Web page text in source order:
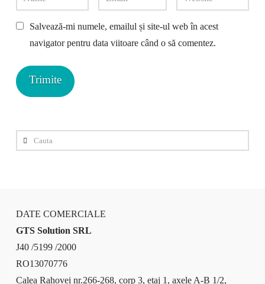
Salvează-mi numele, emailul și site-ul web în acest
navigator pentru data viitoare când o să comentez.
Cauta
DATE COMERCIALE
GTS Solution SRL
J40 /5199 /2000
RO13070776
Calea Rahovei nr.266-268, corp 3, etaj 1, axele A-B 1/2,